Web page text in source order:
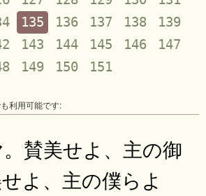
135 136 137 138
139
143 144 145 146
147
149 150 151
利用可能です:
賛美せよ、主の御
よ、主の僕らよ